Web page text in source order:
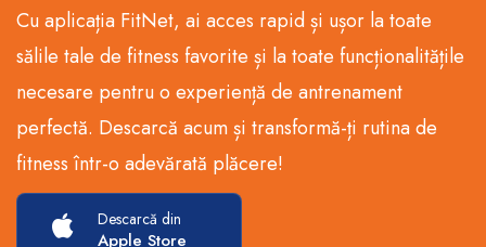
Cu aplicația FitNet, ai acces rapid și ușor la toate
sălile tale de fitness favorite și la toate funcționalitățile
necesare pentru o experiență de antrenament
perfectă. Descarcă acum și transformă-ți rutina de
fitness într-o adevărată plăcere!
Descarcă din
Apple Store